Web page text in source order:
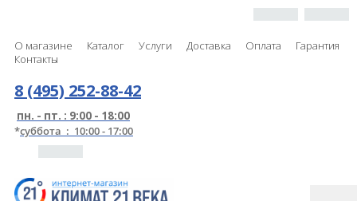
О магазине Каталог Услуги Доставка Оплата
Гарантия
Контакты
8 (495) 252-88-42
пн. - пт. : 9:00 - 18:00
*суббота : 10:00 - 17:00